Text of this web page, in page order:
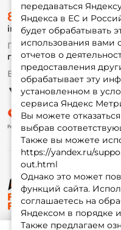
передаваться
Яндекса в ЕС и
будет обрабатывать
использования вами
отчетов о
предоставления
обрабатывает эту
установленном в
сервиса Яндекс
Вы можете
выбрав
Также вы можете
https://yandex.ru/
out.html
Однако это может
функций сайта.
соглашаетесь на
Яндексом в порядке
Также предлагаем
©
О
8 (495) 532-77-88
info@foxfishing.ru
По вопросам с заказом
г. Москва, ул. Плеханова
Ежедневно 10:00 до 20:00